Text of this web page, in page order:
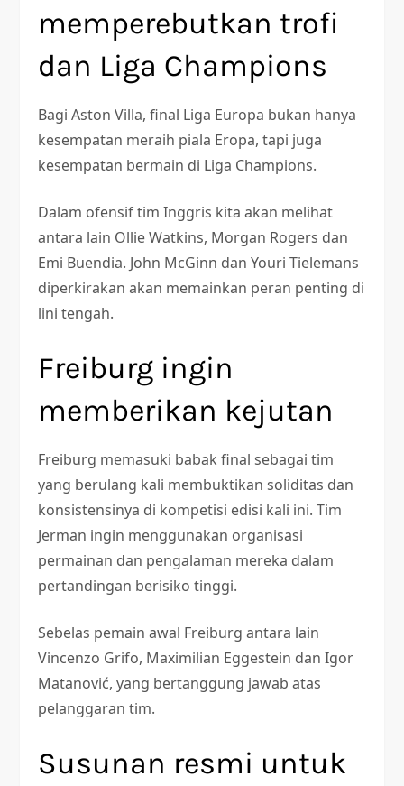
memperebutkan trofi
dan Liga Champions
Bagi Aston Villa, final Liga Europa bukan hanya
kesempatan meraih piala Eropa, tapi juga
kesempatan bermain di Liga Champions.
Dalam ofensif tim Inggris kita akan melihat
antara lain Ollie Watkins, Morgan Rogers dan
Emi Buendia. John McGinn dan Youri Tielemans
diperkirakan akan memainkan peran penting di
lini tengah.
Freiburg ingin
memberikan kejutan
Freiburg memasuki babak final sebagai tim
yang berulang kali membuktikan soliditas dan
konsistensinya di kompetisi edisi kali ini. Tim
Jerman ingin menggunakan organisasi
permainan dan pengalaman mereka dalam
pertandingan berisiko tinggi.
Sebelas pemain awal Freiburg antara lain
Vincenzo Grifo, Maximilian Eggestein dan Igor
Matanović, yang bertanggung jawab atas
pelanggaran tim.
Susunan resmi untuk